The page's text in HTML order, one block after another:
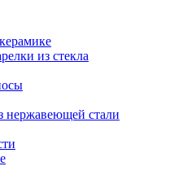
из стекла
нержавеющей стали